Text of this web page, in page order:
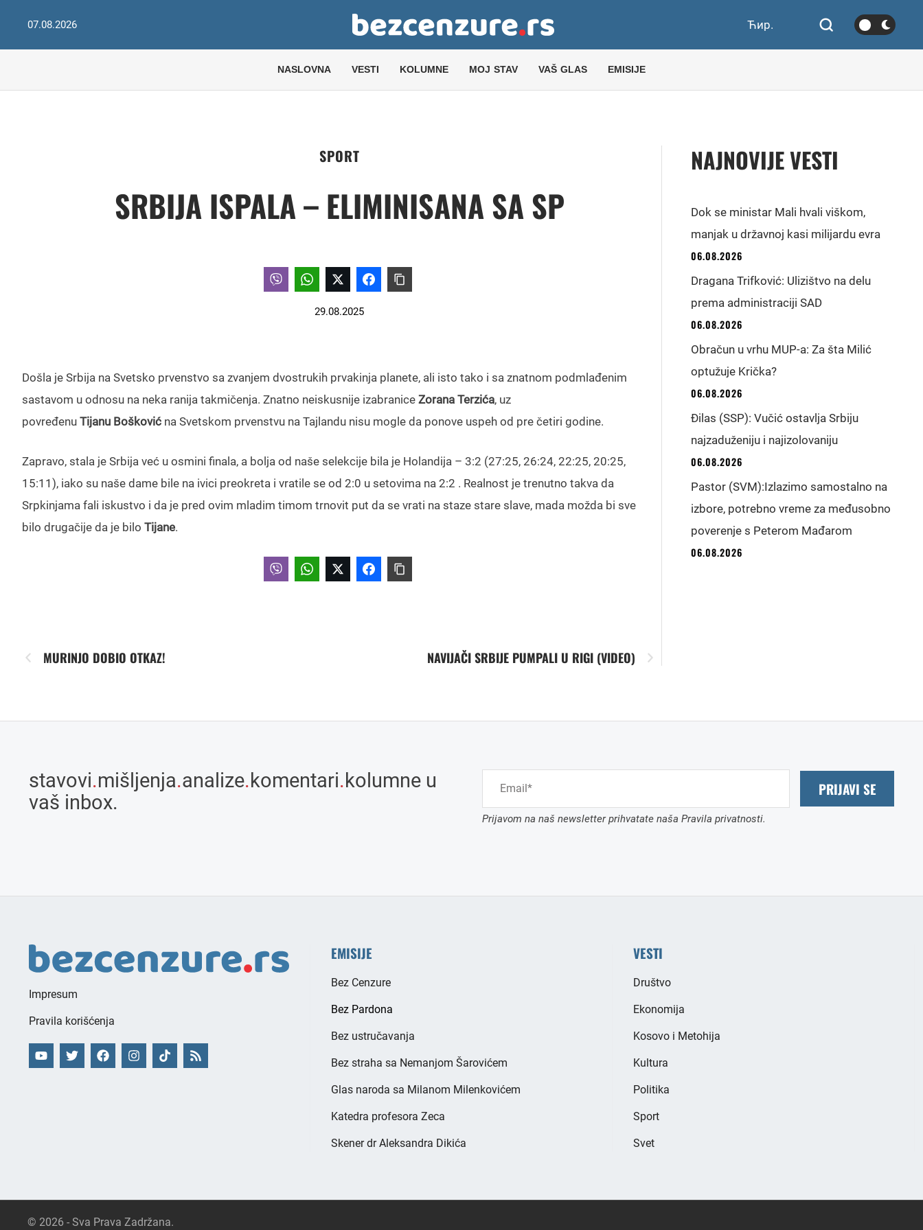
07.08.2026 Ћир.
NASLOVNA VESTI KOLUMNE MOJ STAV VAŠ GLAS EMISIJE
SPORT
SRBIJA ISPALA – ELIMINISANA SA SP
29.08.2025
Došla je Srbija na Svetsko prvenstvo sa zvanjem dvostrukih prvakinja planete, ali isto tako i sa znatnom podmlađenim
sastavom u odnosu na neka ranija takmičenja. Znatno neiskusnije izabranice Zorana Terzića, uz
povređenu Tijanu Bošković na Svetskom prvenstvu na Tajlandu nisu mogle da ponove uspeh od pre četiri godine.
Zapravo, stala je Srbija već u osmini finala, a bolja od naše selekcije bila je Holandija – 3:2 (27:25, 26:24, 22:25, 20:25,
15:11), iako su naše dame bile na ivici preokreta i vratile se od 2:0 u setovima na 2:2 . Realnost je trenutno takva da
Srpkinjama fali iskustvo i da je pred ovim mladim timom trnovit put da se vrati na staze stare slave, mada možda bi sve
bilo drugačije da je bilo Tijane.
MURINJO DOBIO OTKAZ! NAVIJAČI SRBIJE PUMPALI U RIGI (VIDEO)
NAJNOVIJE VESTI
Dok se ministar Mali hvali viškom,
manjak u državnoj kasi milijardu evra
06.08.2026
Dragana Trifković: Ulizištvo na delu
prema administraciji SAD
06.08.2026
Obračun u vrhu MUP-a: Za šta Milić
optužuje Krička?
06.08.2026
Đilas (SSP): Vučić ostavlja Srbiju
najzaduženiju i najizolovaniju
06.08.2026
Pastor (SVM):Izlazimo samostalno na
izbore, potrebno vreme za međusobno
poverenje s Peterom Mađarom
06.08.2026
stavovi.mišljenja.analize.komentari.kolumne u
vaš inbox.
PRIJAVI SE
Prijavom na naš newsletter prihvatate naša Pravila privatnosti.
Impresum
Pravila korišćenja
EMISIJE
Bez Cenzure
Bez Pardona
Bez ustručavanja
Bez straha sa Nemanjom Šarovićem
Glas naroda sa Milanom Milenkovićem
Katedra profesora Zeca
Skener dr Aleksandra Dikića
VESTI
Društvo
Ekonomija
Kosovo i Metohija
Kultura
Politika
Sport
Svet
© 2026 - Sva Prava Zadržana.